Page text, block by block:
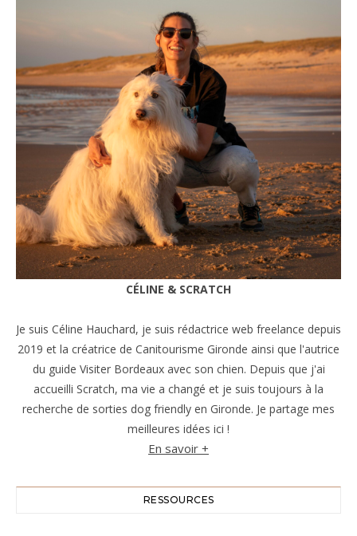
CÉLINE & SCRATCH
Je suis Céline Hauchard, je suis rédactrice web freelance depuis
2019 et la créatrice de Canitourisme Gironde ainsi que l'autrice
du guide Visiter Bordeaux avec son chien. Depuis que j'ai
accueilli Scratch, ma vie a changé et je suis toujours à la
recherche de sorties dog friendly en Gironde. Je partage mes
meilleures idées ici !
En savoir +
RESSOURCES